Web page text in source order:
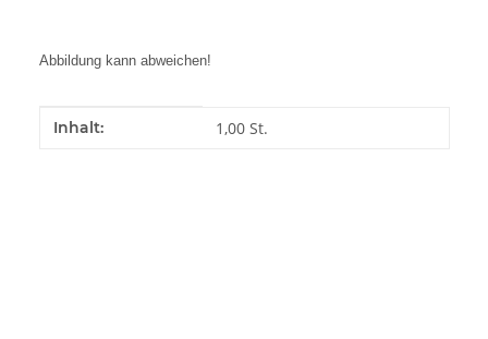
Abbildung kann abweichen!
Produkteigenschaft
Wert
Inhalt: 1,00 St.